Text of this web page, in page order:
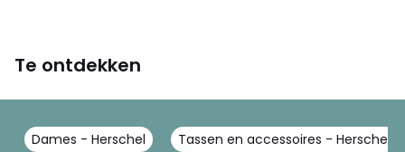
Te ontdekken
Dames - Herschel Tassen en accessoires - Herschel